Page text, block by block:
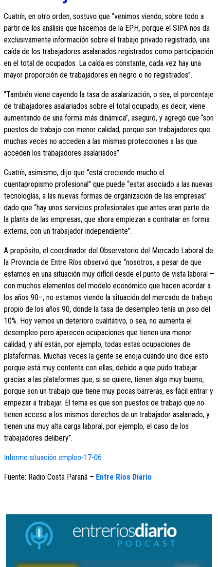
Cuatrín, en otro orden, sostuvo que “venimos viendo, sobre todo a
partir de los análisis que hacemos de la EPH, porque el SIPA nos da
exclusivamente información sobre el trabajo privado registrado, una
caída de los trabajadores asalariados registrados como participación
en el total de ocupados. La caída es constante, cada vez hay una
mayor proporción de trabajadores en negro o no registrados”.
“También viene cayendo la tasa de asalarización, o sea, el porcentaje
de trabajadores asalariados sobre el total ocupado; es decir, viene
aumentando de una forma más dinámica”, aseguró, y agregó que “son
puestos de trabajo con menor calidad, porque son trabajadores que
muchas veces no acceden a las mismas protecciones a las que
acceden los trabajadores asalariados”
Cuatrín, asimismo, dijo que “está creciendo mucho el
cuentapropismo profesional” que puede “estar asociado a las nuevas
tecnologías, a las nuevas formas de organización de las empresas”
dado que “hay unos servicios profesionales que antes eran parte de
la planta de las empresas, que ahora empiezan a contratar en forma
externa, con un trabajador independiente”.
A propósito, el coordinador del Observatorio del Mercado Laboral de
la Provincia de Entre Ríos observó que “nosotros, a pesar de que
estamos en una situación muy difícil desde el punto de vista laboral –
con muchos elementos del modelo económico que hacen acordar a
los años 90–, no estamos viendo la situación del mercado de trabajo
propio de los años 90, donde la tasa de desempleo tenía un piso del
10%. Hoy vemos un deterioro cualitativo, o sea, no aumenta el
desempleo pero aparecen ocupaciones que tienen una menor
calidad, y ahí están, por ejemplo, todas estas ocupaciones de
plataformas. Muchas veces la gente se enoja cuando uno dice esto
porque está muy contenta con ellas, debido a que pudo trabajar
gracias a las plataformas que, si se quiere, tienen algo muy bueno,
porque son un trabajo que tiene muy pocas barreras, es fácil entrar y
empezar a trabajar. El tema es que son puestos de trabajo que no
tienen acceso a los mismos derechos de un trabajador asalariado, y
tienen una muy alta carga laboral, por ejemplo, el caso de los
trabajadores delibery”.
Informe situación empleo-17-06
Fuente: Radio Costa Paraná – Entre Ríos Diario